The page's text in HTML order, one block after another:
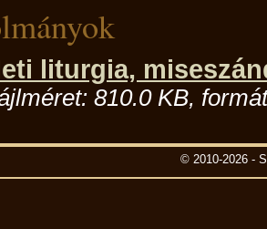
liturgia,
810.0 KB,
© 2010-2026 -